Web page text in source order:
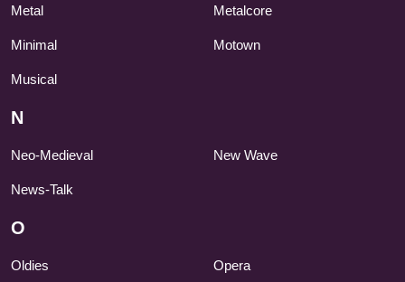
Metal Metalcore
Minimal Motown
Musical
N
Neo-Medieval New Wave
News-Talk
O
Oldies Opera